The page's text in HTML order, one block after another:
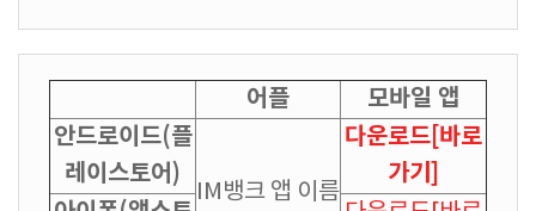
어플
모바일 앱
안드로이드(플
레이스토어)
IM뱅크 앱 이름
다운로드[바로
가기]